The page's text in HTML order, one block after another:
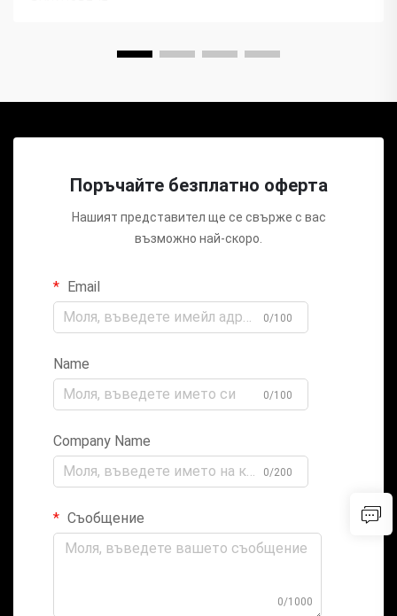
Поръчайте безплатно оферта
Нашият представител ще се свърже с вас
възможно най-скоро.
Email
0/100
Name
0/100
Company Name
0/200
Съобщение
0/1000